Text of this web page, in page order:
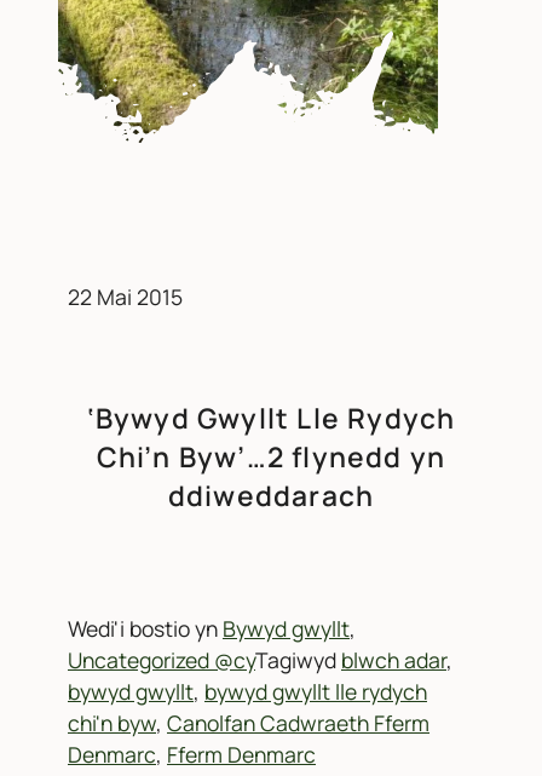
22 Mai 2015
‘Bywyd Gwyllt Lle Rydych
Chi’n Byw’…2 flynedd yn
ddiweddarach
Wedi'i bostio yn Bywyd gwyllt,
Uncategorized @cyTagiwyd blwch adar,
bywyd gwyllt, bywyd gwyllt lle rydych
chi'n byw, Canolfan Cadwraeth Fferm
Denmarc, Fferm Denmarc